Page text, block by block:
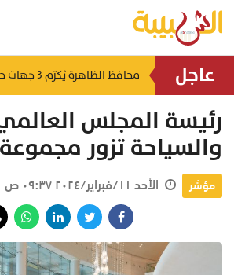
عاجل
منذ ١٥ ساعة
رئيسة المجلس
والسياحة تزور
مؤشر الأحد ١١/فبراير/٢٠٢٤ ٠٩:٣٧ ص